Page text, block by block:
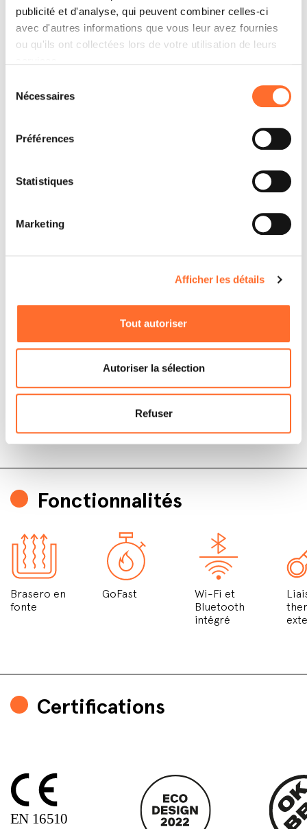
publicité et d'analyse, qui peuvent combiner celles-ci
avec d'autres informations que vous leur avez fournies
ou qu'ils ont collectées lors de votre utilisation de leurs
Nécessaires
Préférences
Statistiques
Marketing
Afficher les détails
Tout autoriser
Autoriser la sélection
Refuser
Fonctionnalités
Brasero en
fonte
GoFast
Wi-Fi et
Bluetooth
intégré
Certifications